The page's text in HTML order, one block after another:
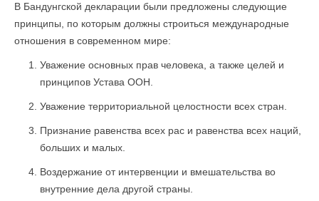
В Бандунгской декларации были предложены следую­щие
принципы, по которым должны строиться международные
отношения в современном мире:
Уважение основных прав человека, а также целей и
принципов Устава ООН.
Уважение территориальной целостности всех стран.
Признание равенства всех рас и равенства всех на­ций,
больших и малых.
Воздержание от интервенции и вмешательства во
внутренние дела другой страны.